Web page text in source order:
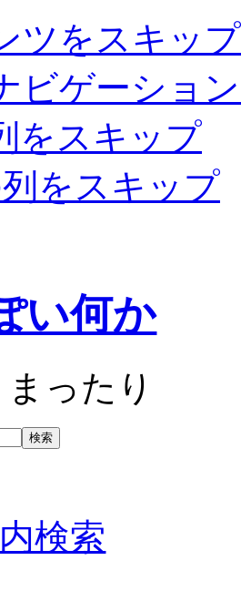
ツをスキップ
ビゲーショ
をスキップ
をスキップ
い何か
ったり
検索